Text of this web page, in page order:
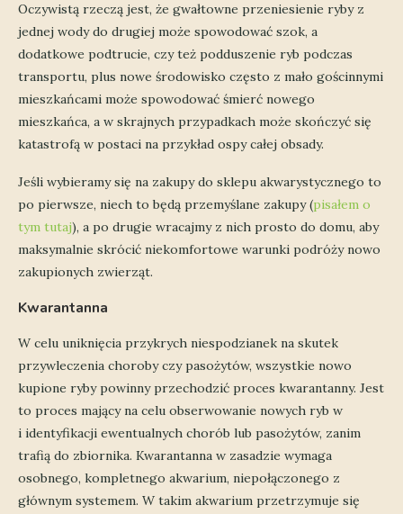
Oczywistą rzeczą jest, że gwałtowne przeniesienie ryby z
jednej wody do drugiej może spowodować szok, a
dodatkowe podtrucie, czy też podduszenie ryb podczas
transportu, plus nowe środowisko często z mało gościnnymi
mieszkańcami może spowodować śmierć nowego
mieszkańca, a w skrajnych przypadkach może skończyć się
katastrofą w postaci na przykład ospy całej obsady.
Jeśli wybieramy się na zakupy do sklepu akwarystycznego to
po pierwsze, niech to będą przemyślane zakupy (pisałem o
tym tutaj), a po drugie wracajmy z nich prosto do domu, aby
maksymalnie skrócić niekomfortowe warunki podróży nowo
zakupionych zwierząt.
Kwarantanna
W celu uniknięcia przykrych niespodzianek na skutek
przywleczenia choroby czy pasożytów, wszystkie nowo
kupione ryby powinny przechodzić proces kwarantanny. Jest
to proces mający na celu obserwowanie nowych ryb w
i identyfikacji ewentualnych chorób lub pasożytów, zanim
trafią do zbiornika. Kwarantanna w zasadzie wymaga
osobnego, kompletnego akwarium, niepołączonego z
głównym systemem. W takim akwarium przetrzymuje się